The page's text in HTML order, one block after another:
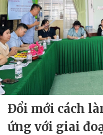
Đổi mới cách
ứng với giai